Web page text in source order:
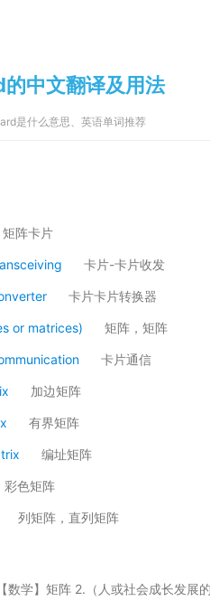
中文翻译及用法
是什么意思、英语单词推荐
矩阵卡片
卡片-卡片收发
卡片卡片转换器
or matrices) 矩阵，矩阵
卡片通信
加边矩阵
有界矩阵
编址矩阵
彩色矩阵
列矩阵，直列矩阵
数学】矩阵 2.（人或社会成长发展